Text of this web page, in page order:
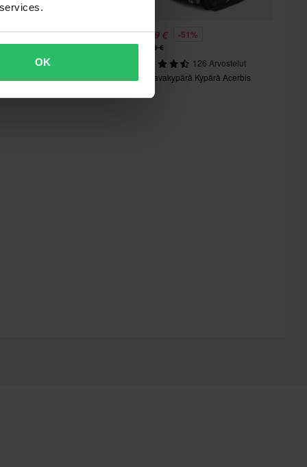
OK
€ -51% 88,99 € -51%
179,96 €
126 Arvostelut
Avattavakypärä Kypärä Acerbis